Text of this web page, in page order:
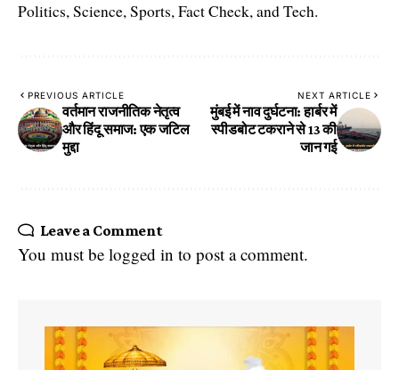
Politics, Science, Sports, Fact Check, and Tech.
PREVIOUS ARTICLE
वर्तमान राजनीतिक नेतृत्व
और हिंदू समाज: एक जटिल
मुद्दा
NEXT ARTICLE
मुंबई में नाव दुर्घटना: हार्बर में
स्पीडबोट टकराने से 13 की
जान गई
Leave a Comment
You must be logged in to post a comment.